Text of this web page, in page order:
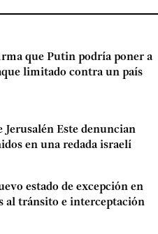
que Putin podría poner a
limitado contra un país
Jerusalén Este denuncian
en una redada israelí
estado de excepción en
al tránsito e interceptación